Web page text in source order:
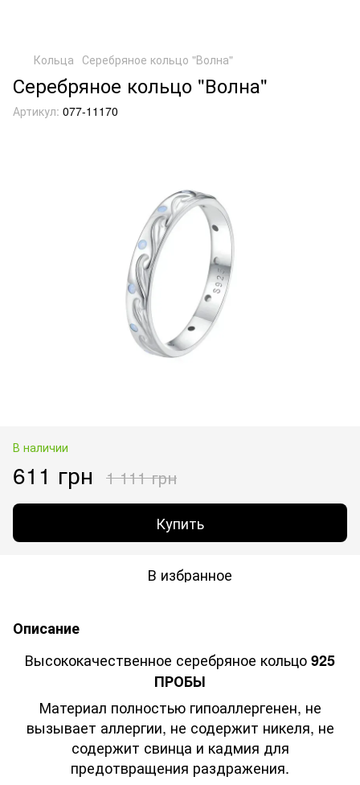
Кольца Серебряное кольцо "Волна"
Серебряное кольцо "Волна"
Артикул: 077-11170
В наличии
611 грн 1 111 грн
Купить
В избранное
Описание
Высококачественное серебряное кольцо925
ПРОБЫ
Материал полностью гипоаллергенен, не
вызывает аллергии, не содержит никеля, не
содержит свинца и кадмия для
предотвращения раздражения.